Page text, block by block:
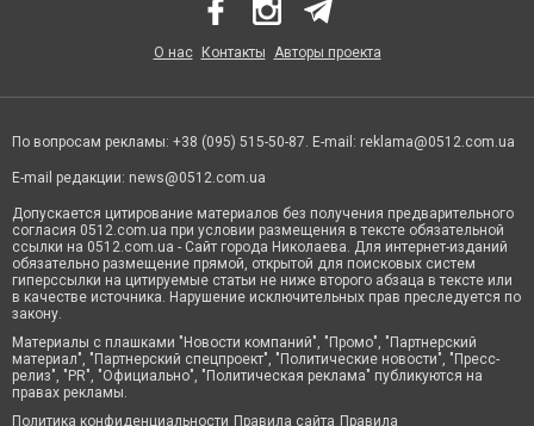
О нас Контакты Авторы проекта
По вопросам рекламы: +38 (095) 515-50-87. E-mail: reklama@0512.com.ua
E-mail редакции: news@0512.com.ua
Допускается цитирование материалов без получения предварительного
согласия 0512.com.ua при условии размещения в тексте обязательной
ссылки на 0512.com.ua - Сайт города Николаева. Для интернет-изданий
обязательно размещение прямой, открытой для поисковых систем
гиперссылки на цитируемые статьи не ниже второго абзаца в тексте или
в качестве источника. Нарушение исключительных прав преследуется по
закону.
Материалы с плашками "Новости компаний", "Промо", "Партнерский
материал", "Партнерский спецпроект", "Политические новости", "Пресс-
релиз", "PR", "Официально", "Политическая реклама" публикуются на
правах рекламы.
Политика конфиденциальности Правила сайта Правила